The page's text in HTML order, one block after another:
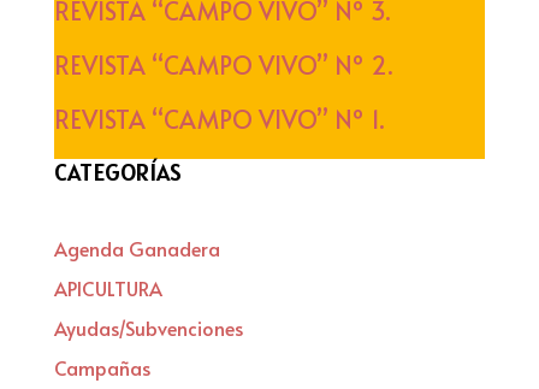
REVISTA “CAMPO VIVO” Nº 3.
REVISTA “CAMPO VIVO” Nº 2.
REVISTA “CAMPO VIVO” Nº 1.
CATEGORÍAS
Agenda Ganadera
APICULTURA
Ayudas/Subvenciones
Campañas